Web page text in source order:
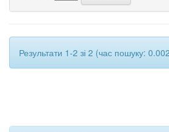
Результати 1-2 зі 2 (час пошуку: